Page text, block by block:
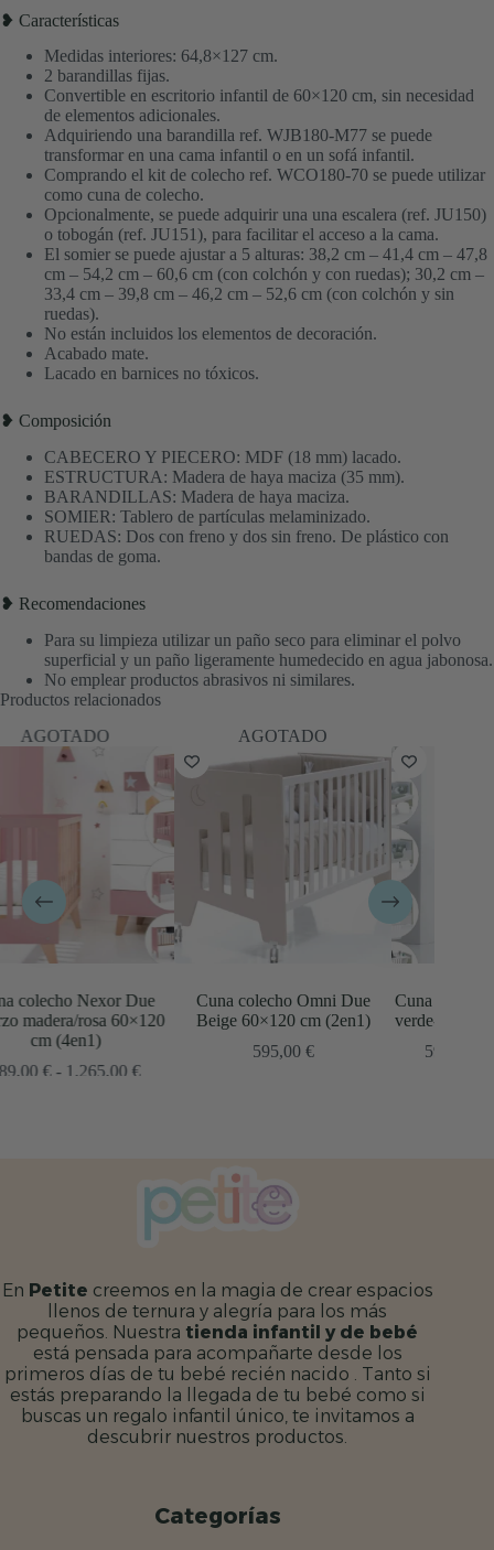
❥ Características
Medidas interiores: 64,8×127 cm.
2 barandillas fijas.
Convertible en escritorio infantil de 60×120 cm, sin necesidad
de elementos adicionales.
Adquiriendo una barandilla ref. WJB180-M77 se puede
transformar en una cama infantil o en un sofá infantil.
Comprando el kit de colecho ref. WCO180-70 se puede utilizar
como cuna de colecho.
Opcionalmente, se puede adquirir una una escalera (ref. JU150)
o tobogán (ref. JU151), para facilitar el acceso a la cama.
El somier se puede ajustar a 5 alturas: 38,2 cm – 41,4 cm – 47,8
cm – 54,2 cm – 60,6 cm (con colchón y con ruedas); 30,2 cm –
33,4 cm – 39,8 cm – 46,2 cm – 52,6 cm (con colchón y sin
ruedas).
No están incluidos los elementos de decoración.
Acabado mate.
Lacado en barnices no tóxicos.
❥ Composición
CABECERO Y PIECERO: MDF (18 mm) lacado.
ESTRUCTURA: Madera de haya maciza (35 mm).
BARANDILLAS: Madera de haya maciza.
SOMIER: Tablero de partículas melaminizado.
RUEDAS: Dos con freno y dos sin freno. De plástico con
bandas de goma.
❥ Recomendaciones
Para su limpieza utilizar un paño seco para eliminar el polvo
superficial y un paño ligeramente humedecido en agua jabonosa.
No emplear productos abrasivos ni similares.
Productos relacionados
AGOTADO
Cuna colecho Omni Due
Beige 60×120 cm (2en1)
595,00
AGOTADO
Cuna colecho Omni Due Erba
verde-oliva 60×120 cm (5en1)
595,00€
Rango
En Petite creemos en la magia de crear espacios
llenos de ternura y alegría para los más
pequeños. Nuestra tienda infantil y de bebé
está pensada para acompañarte desde los
primeros días de tu bebé recién nacido . Tanto si
estás preparando la llegada de tu bebé como si
buscas un regalo infantil único, te invitamos a
descubrir nuestros productos.
Categorías